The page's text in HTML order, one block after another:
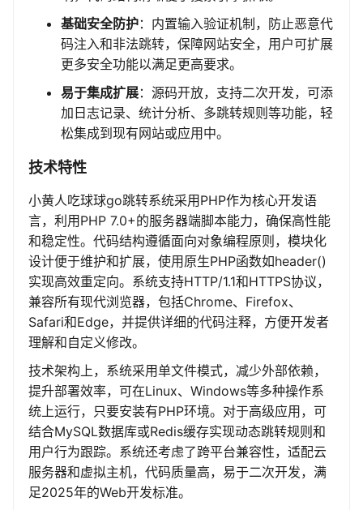
基础安全防护：内置输入验证机制，防止恶意代
码注入和非法跳转，保障网站安全，用户可扩展
更多安全功能以满足更高要求。
易于集成扩展：源码开放，支持二次开发，可添
加日志记录、统计分析、多跳转规则等功能，轻
松集成到现有网站或应用中。
技术特性
小黄人吃球球go跳转系统采用PHP作为核心开发语
言，利用PHP 7.0+的服务器端脚本能力，确保高性能
和稳定性。代码结构遵循面向对象编程原则，模块化
设计便于维护和扩展，使用原生PHP函数如header()
实现高效重定向。系统支持HTTP/1.1和HTTPS协议，
兼容所有现代浏览器，包括Chrome、Firefox、
Safari和Edge，并提供详细的代码注释，方便开发者
理解和自定义修改。
技术架构上，系统采用单文件模式，减少外部依赖，
提升部署效率，可在Linux、Windows等多种操作系
统上运行，只要安装有PHP环境。对于高级应用，可
结合MySQL数据库或Redis缓存实现动态跳转规则和
用户行为跟踪。系统还考虑了跨平台兼容性，适配云
服务器和虚拟主机，代码质量高，易于二次开发，满
足2025年的Web开发标准。